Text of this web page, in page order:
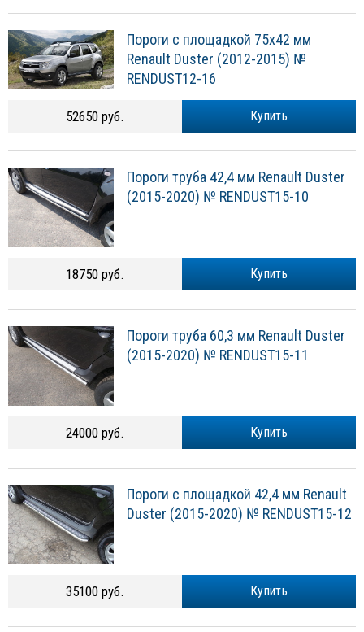
Пороги c площадкой 75х42 мм
Renault Duster (2012-2015) №
RENDUST12-16
Купить
52650 руб.
Пороги труба 42,4 мм Renault Duster
(2015-2020) № RENDUST15-10
Купить
18750 руб.
Пороги труба 60,3 мм Renault Duster
(2015-2020) № RENDUST15-11
Купить
24000 руб.
Пороги с площадкой 42,4 мм Renault
Duster (2015-2020) № RENDUST15-12
Купить
35100 руб.